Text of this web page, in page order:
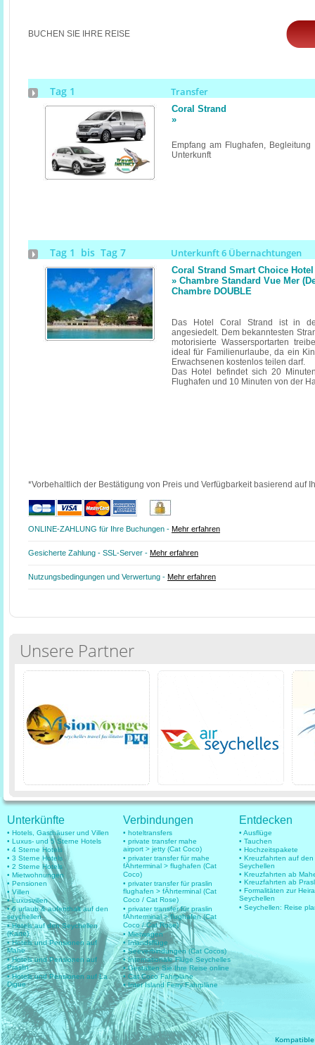
BUCHEN SIE IHRE REISE
Tag 1 Transfer
Coral Strand
»
Empfang am Flughafen,
Unterkunft
Tag 1 bis Tag 7 Unterkunft 6 Übernachtungen
Coral Strand Smart Choice Hotel
» Chambre Standard Vue Mer
Chambre DOUBLE
Das Hotel Coral Strand ist in
angesiedelt. Dem bekanntesten
motorisierte Wassersportarten
ideal für Familienurlaube, da ein
Erwachsenen kostenlos teilen darf.
Das Hotel befindet sich 20
Flughafen und 10 Minuten von der
*Vorbehaltlich der Bestätigung von Preis und Verfügbarkeit basierend auf
ONLINE-ZAHLUNG für Ihre Buchungen - Mehr erfahren
Gesicherte Zahlung - SSL-Server - Mehr erfahren
Nutzungsbedingungen und Verwertung - Mehr erfahren
Unsere Partner
Unterkünfte
• Hotels, Gasthäuser und Villen
• Luxus- und 5 Sterne Hotels
• 4 Sterne Hotels
• 3 Sterne Hotels
• 2 Sterne Hotels
• Mietwohnungen
• Pensionen
• Villen
• Luxusvillen
• 6 urlaub & aufenthalt auf den
seychellen
• Hotels auf den Seychellen
(Karte)
• Hotels und Pensionen auf
Mahe
• Hotels und Pensionen auf
Praslin
• Hotels und Pensionen auf La
Digue
Verbindungen
• hoteltransfers
• private transfer mahe
airport > jetty (Cat Coco)
• privater transfer für mahe
fÄhrterminal > flughafen (Cat
Coco)
• privater transfer für praslin
flughafen > fÄhrterminal (Cat
Coco / Cat Rose)
• privater transfer für praslin
fÄhrterminal > flughafen (Cat
Coco / Cat Rose)
• Mietwagen
• Inlandsflüge
• Seeverbindungen (Cat Cocos)
• Internationale Flüge Seychelles
• Gestalten Sie Ihre Reise online
• Cat Coco Fahrpläne
• Inter Island Ferry Fahrpläne
Entdecken
• Ausflüge
• Tauchen
• Hochzeitspakete
• Kreuzfahrten auf den
Seychellen
• Kreuzfahrten ab
• Kreuzfahrten ab
• Formalitäten zur
Seychellen
• Seychellen: Reise